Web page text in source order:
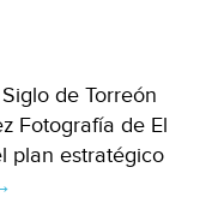
de Torreón
Fotografía de El
plan estratégico